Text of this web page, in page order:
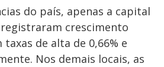
do país, apenas a capital
crescimento
de alta de 0,66% e
Nos demais locais, as